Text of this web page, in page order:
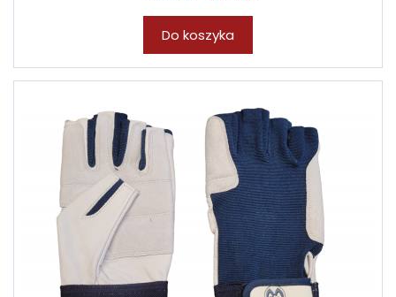
Do koszyka